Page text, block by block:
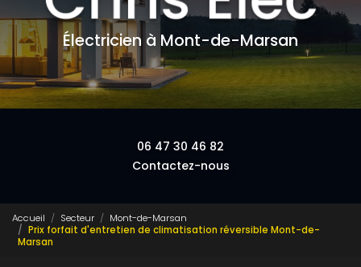
Électricien à Mont-de-Marsan
06 47 30 46 82
Contactez-nous
Accueil Secteur
Mont-de-Marsan
Prix forfait d'entretien de climatisation réversible Mont-de-
Marsan